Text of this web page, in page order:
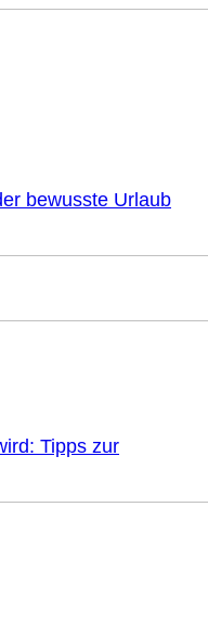
bewusste Urlaub
Tipps zur